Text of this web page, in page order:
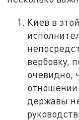
Киев в
вербовку,
очевидно,
отношении
державы